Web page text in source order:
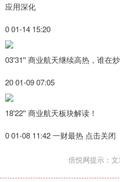
应用深化
0 01-14 15:20
03'31'' 商业航天继续高热，谁在
20 01-09 07:05
18'22'' 商业航天板块解读！
0 01-08 11:42 一财最热 点击关闭
倍悦网提示：文